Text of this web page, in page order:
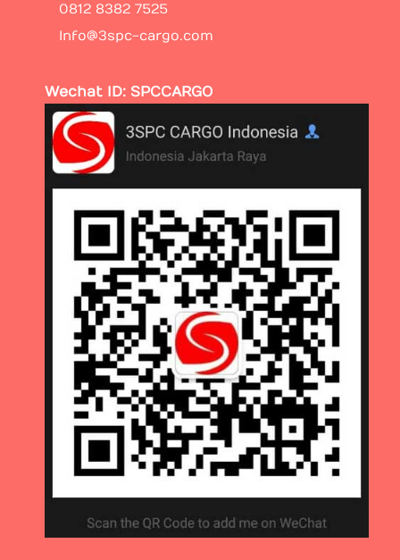
0812 8382 7525
Info@3spc-cargo.com
Wechat ID: SPCCARGO